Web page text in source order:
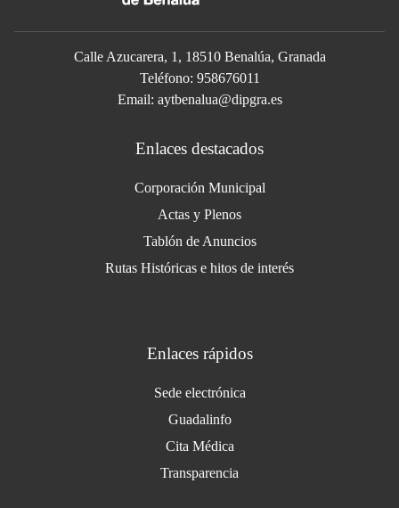
Calle Azucarera, 1, 18510 Benalúa, Granada
Teléfono: 958676011
Email: aytbenalua@dipgra.es
Enlaces destacados
Corporación Municipal
Actas y Plenos
Tablón de Anuncios
Rutas Históricas e hitos de interés
Enlaces rápidos
Sede electrónica
Guadalinfo
Cita Médica
Transparencia